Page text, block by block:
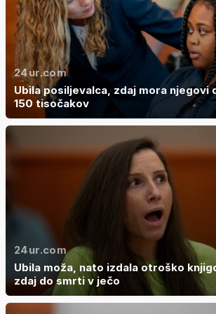
24ur.com
Ubila posiljevalca, zdaj mora njegovi
150 tisočakov
24ur.com
Ubila moža, nato izdala otroško
zdaj do smrti v ječo